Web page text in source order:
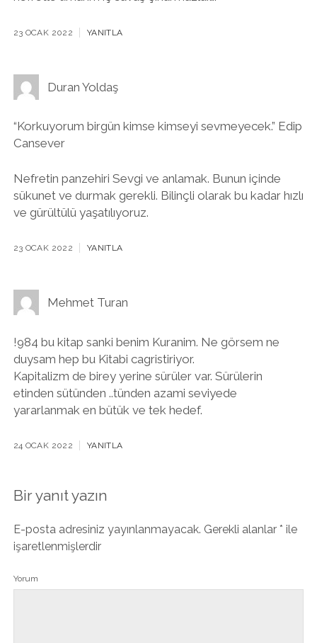
23 OCAK 2022 YANITLA
Duran Yoldaş
“Korkuyorum birgün kimse kimseyi sevmeyecek.” Edip
Cansever
Nefretin panzehiri Sevgi ve anlamak. Bunun içinde
sükunet ve durmak gerekli. Bilinçli olarak bu kadar hızlı
ve gürültülü yaşatılıyoruz.
23 OCAK 2022 YANITLA
Mehmet Turan
!984 bu kitap sanki benim Kuranim. Ne görsem ne
duysam hep bu Kitabi cagristiriyor.
Kapitalizm de birey yerine sürüler var. Sürülerin
etinden sütünden ..tünden azami seviyede
yararlanmak en bütük ve tek hedef.
24 OCAK 2022 YANITLA
Bir yanıt yazın
E-posta adresiniz yayınlanmayacak. Gerekli alanlar * ile
işaretlenmişlerdir
Yorum